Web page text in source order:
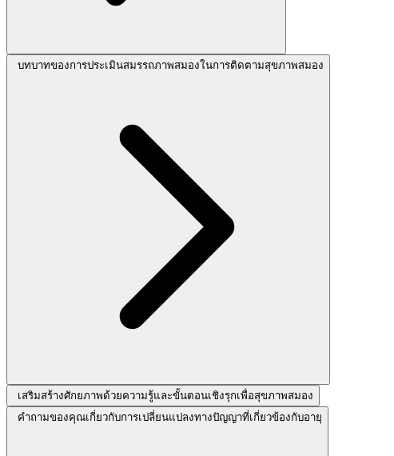
บทบาทของการประเมินสมรรถภาพสมองในการติดตามสุขภาพสมอง
เสริมสร้างศักยภาพด้วยความรู้และขั้นตอนเชิงรุกเพื่อสุขภาพสมอง
คำถามของคุณเกี่ยวกับการเปลี่ยนแปลงทางปัญญาที่เกี่ยวข้องกับอายุ